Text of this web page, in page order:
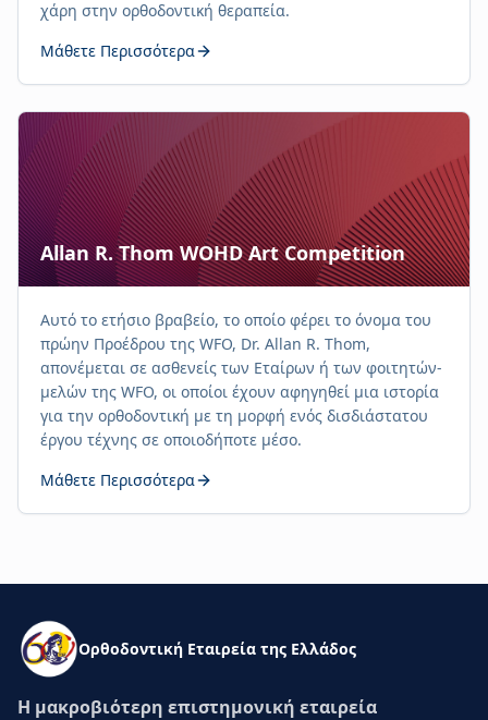
χάρη στην ορθοδοντική θεραπεία.
Μάθετε Περισσότερα
Allan R. Thom WOHD Art Competition
Αυτό το ετήσιο βραβείο, το οποίο φέρει το όνομα του
πρώην Προέδρου της WFO, Dr. Allan R. Thom,
απονέμεται σε ασθενείς των Εταίρων ή των φοιτητών-
μελών της WFO, οι οποίοι έχουν αφηγηθεί μια ιστορία
για την ορθοδοντική με τη μορφή ενός δισδιάστατου
έργου τέχνης σε οποιοδήποτε μέσο.
Μάθετε Περισσότερα
Ορθοδοντική Εταιρεία της Ελλάδος
Η μακροβιότερη επιστημονική εταιρεία